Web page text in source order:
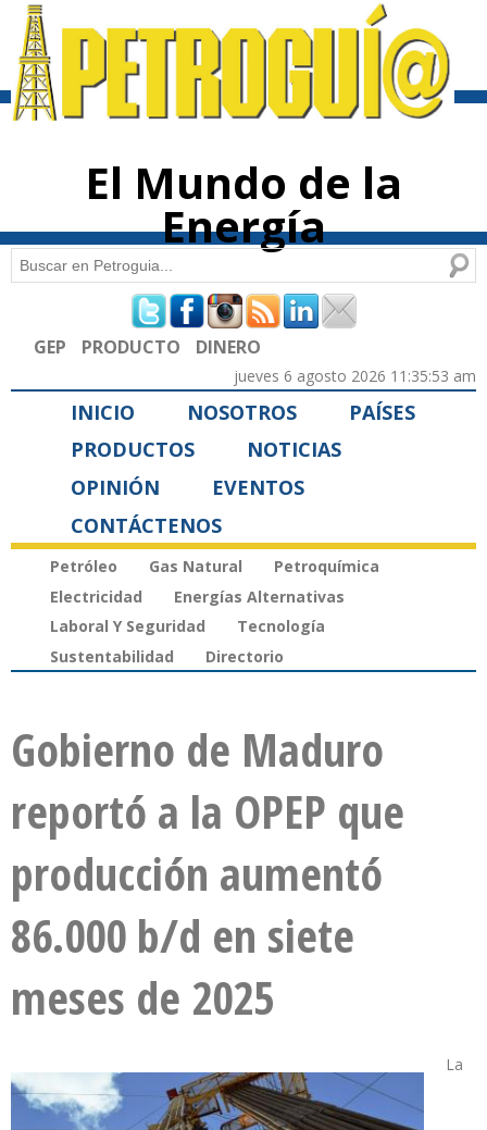
contenido
El Mundo de la
Energía
Formulario de búsqueda
Buscar
GEP PRODUCTO DINERO
jueves 6 agosto 2026 11:35:53 am
INICIO NOSOTROS
PAÍSES
PRODUCTOS
NOTICIAS
OPINIÓN
EVENTOS
CONTÁCTENOS
Petróleo Gas Natural
Petroquímica
Electricidad
Energías Alternativas
Laboral Y Seguridad
Tecnología
Sustentabilidad
Directorio
Gobierno de Maduro
reportó a la OPEP que
producción aumentó
86.000 b/d en siete
meses de 2025
La